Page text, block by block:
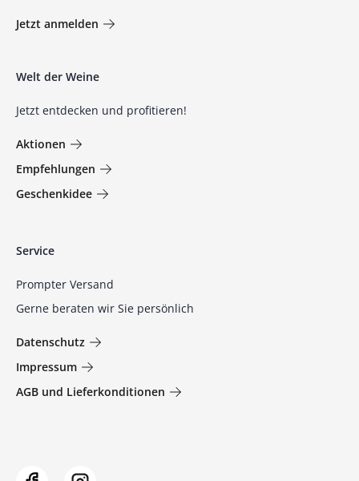
Jetzt anmelden
Welt der Weine
Jetzt entdecken und profitieren!
Aktionen
Empfehlungen
Geschenkidee
Service
Prompter Versand
Gerne beraten wir Sie persönlich
Datenschutz
Impressum
AGB und Lieferkonditionen